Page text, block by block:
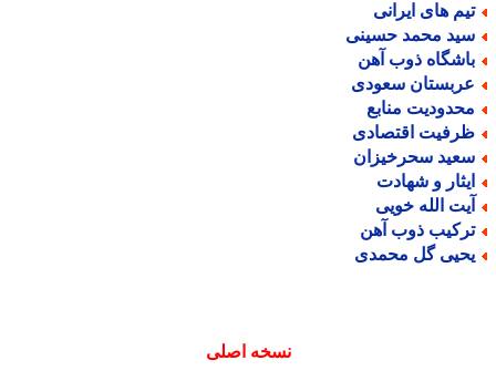
های ایرانی
محمد حسینی
ذوب آهن
سعودی
منابع
اقتصادی
سحرخیزان
و شهادت
الله خویی
ذوب آهن
گل محمدی
نسخه اصلی